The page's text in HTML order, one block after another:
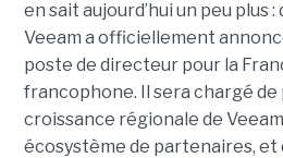
en sait aujourd’hui un peu plus
Veeam a officiellement
poste de directeur pour la
francophone. Il sera chargé
croissance régionale de
écosystème de partenaires, et